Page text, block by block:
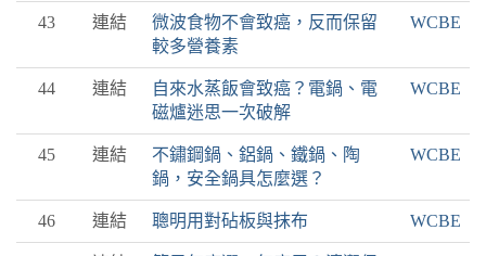
43 連結
微波食物不會致癌，反而保留
較多營養素
WCBE
44 連結
自來水蒸飯會致癌？電鍋、電
磁爐迷思一次破解
WCBE
45 連結
不鏽鋼鍋、鋁鍋、鐵鍋、陶
鍋，安全鍋具怎麼選？
WCBE
46 連結 聰明用對砧板與抹布 WCBE